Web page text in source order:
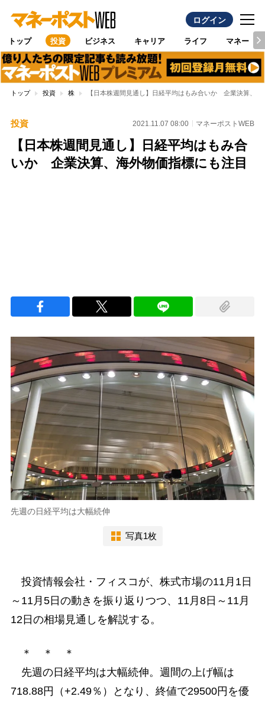
ログイン
トップ 投資 ビジネス キャリア ライフ マネー
トップ 投資 株 【日本株週間見通し】日経平均はもみ合いか 企業決算、海
投資 2021.11.07 08:00 マネーポストWEB
【日本株週間見通し】日経平均はもみ合
いか 企業決算、海外物価指標にも注目
先週の日経平均は大幅続伸
写真1枚
投資情報会社・フィスコが、株式市場の11月1日
～11月5日の動きを振り返りつつ、11月8日～11月
12日の相場見通しを解説する。
＊ ＊ ＊
先週の日経平均は大幅続伸。週間の上げ幅は
718.88円（+2.49％）となり、終値で29500円を優